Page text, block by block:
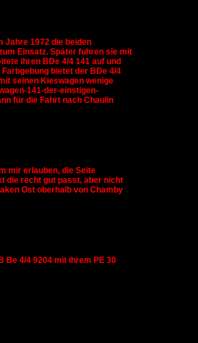
Jahre 1972 die beiden
Einsatz. Später fuhren sie mit
ihren BDe 4/4 141 auf und
bietet der BDe 4/4
seinen Kieswagen wenige
141-der-einstigen-
für die Fahrt nach Chaulin
mir erlauben, die Seite
die recht gut passt, aber nicht
Ost oberhalb von Chamby
Be 4/4 9204 mit ihrem PE 30